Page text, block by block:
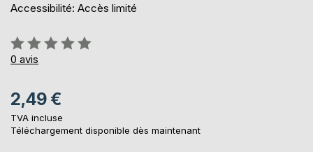
Accessibilité: Accès limité
Évaluation:
0%
0 avis
2,49 €
TVA incluse
Téléchargement disponible dès maintenant